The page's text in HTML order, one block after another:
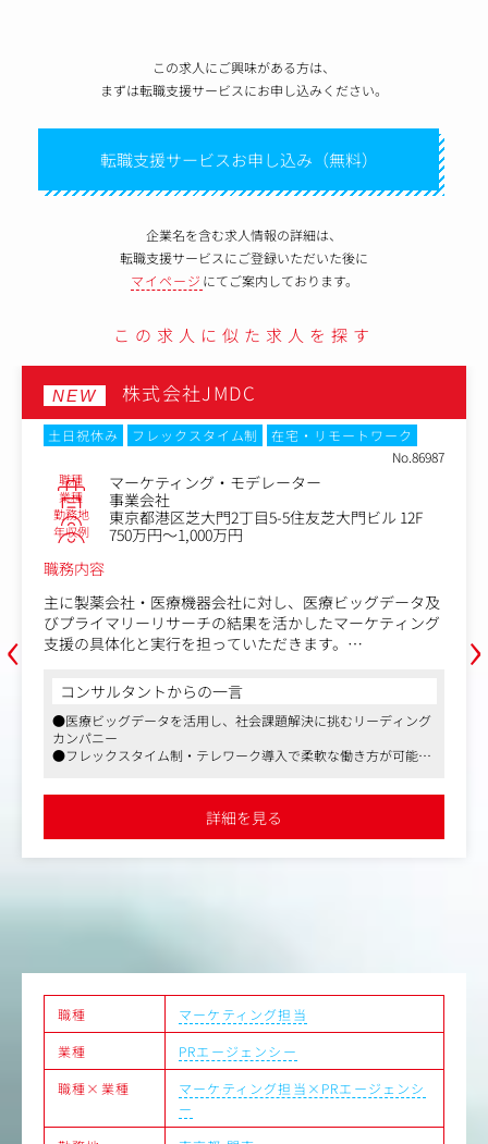
この求人にご興味がある方は、
まずは転職支援サービスにお申し込みください。
転職支援サービスお申し込み（無料）
企業名を含む求人情報の詳細は、
転職支援サービスにご登録いただいた後に
マイページ にてご案内しております。
この求人に似た求人を探す
‹
NEW 株式会社JMDC
土日祝休み フレックスタイム制
在宅・リモートワーク
No.86987
職種 マーケティング・モデレーター
業種 事業会社
勤務地 東京都港区芝大門2丁目5-5住友芝大門ビル 12F
年収例
750万円～1,000万円
職務内容
主に製薬会社・医療機器会社に対し、医療ビッグデータ及
びプライマリーリサーチの結果を活かしたマーケティング
支援の具体化と実行を担っていただきます。
【具体的な業務内容】
・医師・患者を対象とした定性調査（インタビュー）の企
画設計・モデレーター
・リサーチ結果に基づくインサイト抽出および報告書作成
・医療ビッグデータ（レセプトデータ等）を活用した定性
・プロジェクトマネジメント
コンサルタントからの一言
●医療ビッグデータを活用し、社会課題解決に挑むリーディング
カンパニー
●フレックスタイム制・テレワーク導入で柔軟な働き方が可能
詳細を見る
›
職種
マーケティング担当
業種
PRエージェンシー
職種×業種
マーケティング担当×PRエージェンシ
ー